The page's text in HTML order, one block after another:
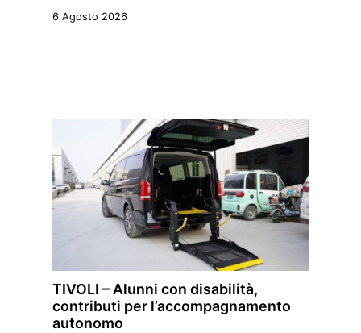
6 Agosto 2026
TIVOLI – Alunni con disabilità,
contributi per l’accompagnamento
autonomo